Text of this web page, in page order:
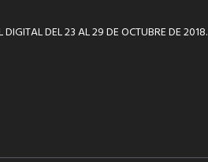
DEL 23 AL 29 DE OCTUBRE DE 2018.